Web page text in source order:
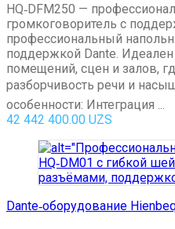
HQ‑DFM250 —
громкоговоритель с
профессиональный
поддержкой Dante.
помещений, сцен и залов,
разборчивость речи и
особенности: Интеграция ...
42 442 400.00 UZS
Dante‑оборудование